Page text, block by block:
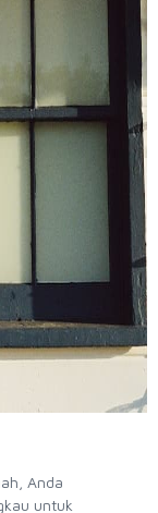
Anda
untuk